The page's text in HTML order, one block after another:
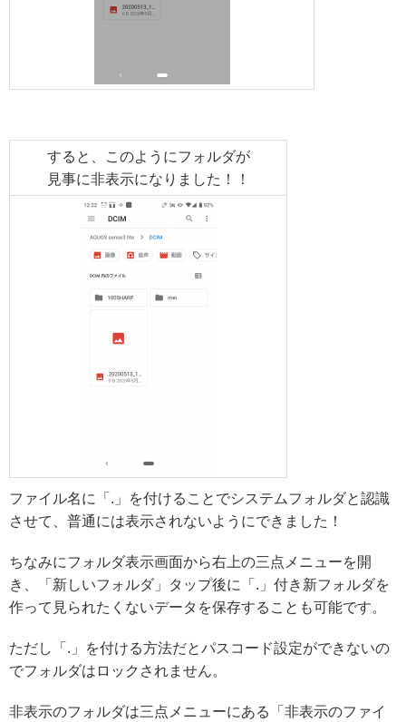
すると、このようにフォルダが
見事に非表示になりました！！
ファイル名に「.」を付けることでシステムフォルダと認識
させて、普通には表示されないようにできました！
ちなみにフォルダ表示画面から右上の三点メニューを開
き、「新しいフォルダ」タップ後に「.」付き新フォルダを
作って見られたくないデータを保存することも可能です。
ただし「.」を付ける方法だとパスコード設定ができないの
でフォルダはロックされません。
非表示のフォルダは三点メニューにある「非表示のファイ